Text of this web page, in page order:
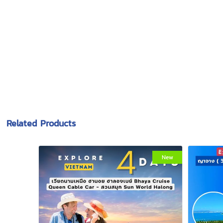
Related Products
New